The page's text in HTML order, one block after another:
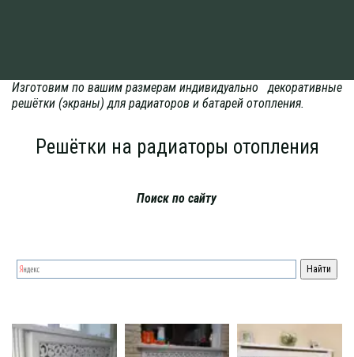
Изготовим по вашим размерам индивидуально   декоративные
решётки (экраны) для радиаторов и батарей отопления.
Решётки на радиаторы отопления
Поиск по сайту